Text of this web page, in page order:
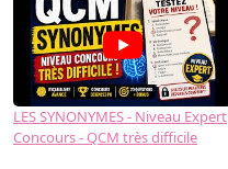
LES SYNONYMES - Niveau Expert
Concours - QCM très difficile